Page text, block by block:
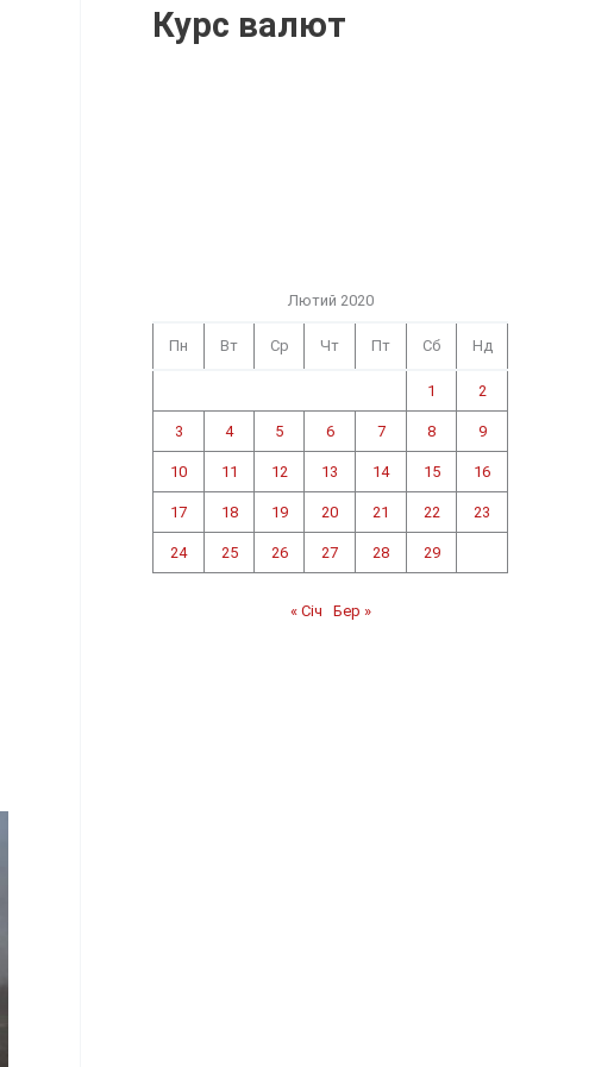
Курс валют
Лютий 2020
Пн Вт Ср Чт Пт Сб Нд
1 2
3 4 5 6 7 8 9
10 11 12 13 14 15 16
17 18 19 20 21 22 23
24 25 26 27 28 29
« Січ Бер »